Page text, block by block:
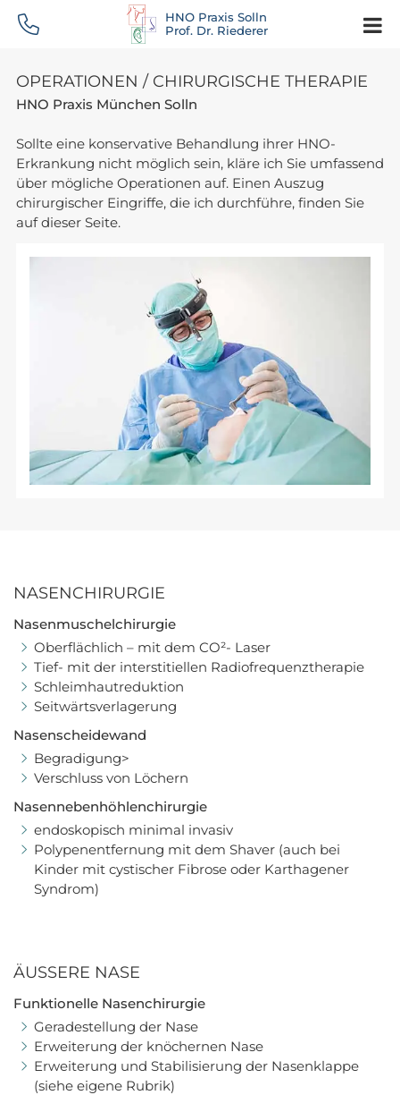
HNO Praxis Solln
Prof. Dr. Riederer
OPERATIONEN / CHIRURGISCHE THERAPIE
HNO Praxis München Solln
Sollte eine konservative Behandlung ihrer HNO-
Erkrankung nicht möglich sein, kläre ich Sie umfassend
über mögliche Operationen auf. Einen Auszug
chirurgischer Eingriffe, die ich durchführe, finden Sie
auf dieser Seite.
NASENCHIRURGIE
Nasenmuschelchirurgie
Oberflächlich – mit dem CO²- Laser
Tief- mit der interstitiellen Radiofrequenztherapie
Schleimhautreduktion
Seitwärtsverlagerung
Nasenscheidewand
Begradigung>
Verschluss von Löchern
Nasennebenhöhlenchirurgie
endoskopisch minimal invasiv
Polypenentfernung mit dem Shaver (auch bei
Kinder mit cystischer Fibrose oder Karthagener
Syndrom)
ÄUSSERE NASE
Funktionelle Nasenchirurgie
Geradestellung der Nase
Erweiterung der knöchernen Nase
Erweiterung und Stabilisierung der Nasenklappe
(siehe eigene Rubrik)